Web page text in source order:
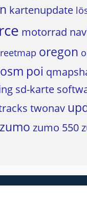
kartenupdate
motorrad
oregon
osm poi
sd-karte
twonav
zumo zumo 550